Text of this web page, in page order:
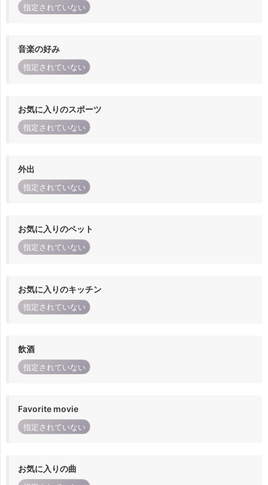
指定されていない
音楽の好み
指定されていない
お気に入りのスポーツ
指定されていない
外出
指定されていない
お気に入りのペット
指定されていない
お気に入りのキッチン
指定されていない
飲酒
指定されていない
Favorite movie
指定されていない
お気に入りの曲